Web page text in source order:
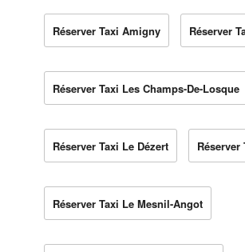
Réserver Taxi Amigny Réserver
Réserver Taxi Les Champs-De-Losque
Réserver Taxi Le Dézert Réserver
Réserver Taxi Le Mesnil-Angot